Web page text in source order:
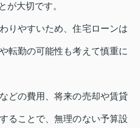
が大切です。
りやすいため、住宅ローンは
転勤の可能性も考えて慎重に
どの費用、将来の売却や賃貸
ることで、無理のない予算設